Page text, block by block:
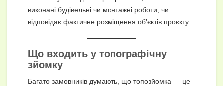
виконані будівельні чи монтажні роботи, чи
відповідає фактичне розміщення об’єктів проєкту.
Що входить у топографічну
зйомку
Багато замовників думають, що топозйомка — це